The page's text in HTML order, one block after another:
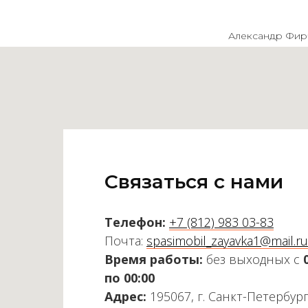
Александр
Связаться с нами
Телефон: +7 (812) 983 03-83
Почта: spasimobil_zayavka1@mail.ru
Время работы: без выходных с
по 00:00
Адрес: 195067, г. Санкт-